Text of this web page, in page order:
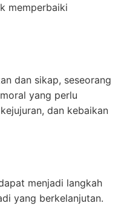
memperbaiki
dan sikap, seseorang
yang perlu
dan kebaikan
menjadi langkah
yang berkelanjutan.